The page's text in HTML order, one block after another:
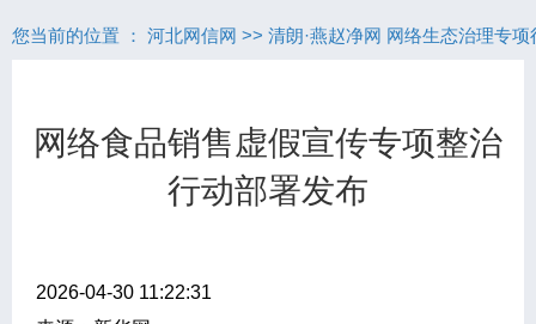
您当前的位置 ： 河北网信网 >> 清朗·燕赵净网 网络生态治理专项
网络食品销售虚假宣传专项整治
行动部署发布
2026-04-30 11:22:31